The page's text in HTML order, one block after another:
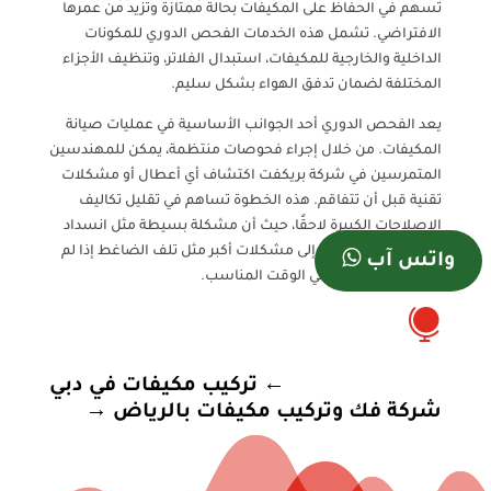
تسهم في الحفاظ على المكيفات بحالة ممتازة وتزيد من عمرها
الافتراضي. تشمل هذه الخدمات الفحص الدوري للمكونات
الداخلية والخارجية للمكيفات، استبدال الفلاتر، وتنظيف الأجزاء
المختلفة لضمان تدفق الهواء بشكل سليم.
يعد الفحص الدوري أحد الجوانب الأساسية في عمليات صيانة
المكيفات. من خلال إجراء فحوصات منتظمة، يمكن للمهندسين
المتمرسين في شركة بريكفت اكتشاف أي أعطال أو مشكلات
تقنية قبل أن تتفاقم. هذه الخطوة تساهم في تقليل تكاليف
الإصلاحات الكبيرة لاحقًا، حيث أن مشكلة بسيطة مثل انسداد
الفلتر يمكن أن تؤدي إلى مشكلات أكبر مثل تلف الضاغط إذا لم
يتم التعامل معها في الوقت المناسب.

← تركيب مكيفات في دبي
شركة فك وتركيب مكيفات بالرياض →
واتس آب